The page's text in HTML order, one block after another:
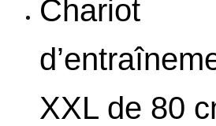
Chariot
XXL de 80